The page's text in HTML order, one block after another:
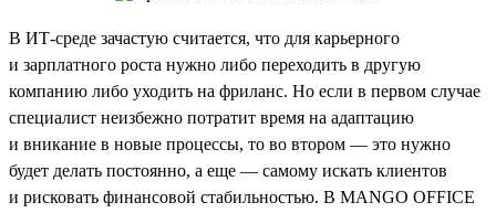
В ИТ-среде зачастую считается, что для карьерного
и зарплатного роста нужно либо переходить в другую
компанию либо уходить на фриланс. Но если в первом случае
специалист неизбежно потратит время на адаптацию
и вникание в новые процессы, то во втором — это нужно
будет делать постоянно, а еще — самому искать клиентов
и рисковать финансовой стабильностью. В MANGO OFFICE